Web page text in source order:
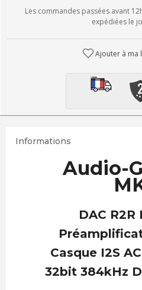
Les commandes passées avant
expédiées le
Ajouter à ma
Informations
Audio-
DAC
Casque I2S
32bit 384kHz